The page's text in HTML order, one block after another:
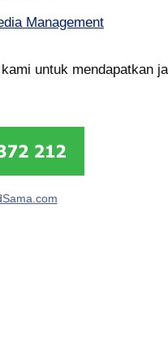
Management
untuk mendapatkan